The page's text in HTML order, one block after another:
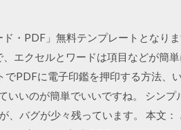
・PDF」無料テンプレートとなり
エクセルとワードは項目などが簡
PDFに電子印鑑を押印する方法、
いいのが簡単でいいですね。 シン
バグが少々残っています。 本文：